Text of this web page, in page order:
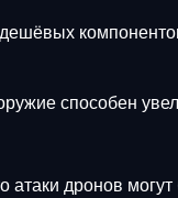
способен
дронов